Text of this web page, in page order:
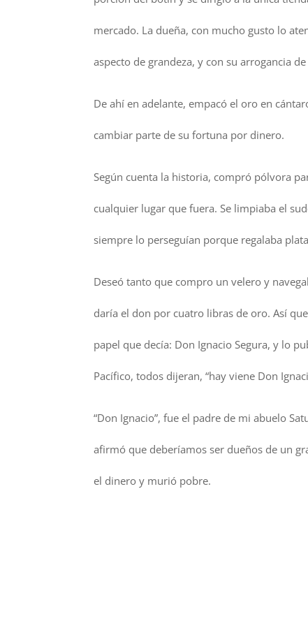
mercado. La dueña, con mucho gusto lo
aspecto de grandeza, y con su arrogancia
De ahí en adelante, empacó el oro en
cambiar parte de su fortuna por dinero.
Según cuenta la historia, compró pólvora
cualquier lugar que fuera. Se limpiaba el
siempre lo perseguían porque regalaba
Deseó tanto que compro un velero y
daría el don por cuatro libras de oro. Así
papel que decía: Don Ignacio Segura, y lo
Pacífico, todos dijeran, “hay viene Don
“Don Ignacio”, fue el padre de mi abuelo
afirmó que deberíamos ser dueños de un
el dinero y murió pobre.